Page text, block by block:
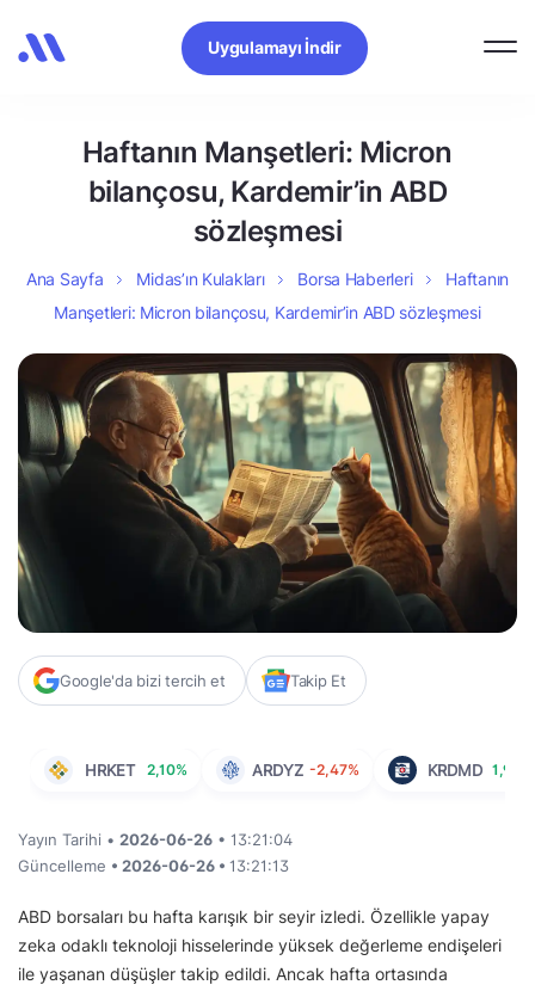
Uygulamayı İndir
Haftanın Manşetleri: Micron
bilançosu, Kardemir’in ABD
sözleşmesi
Ana Sayfa Midas’ın Kulakları Borsa Haberleri
Haftanın
Manşetleri: Micron bilançosu, Kardemir’in ABD sözleşmesi
Google'da bizi tercih et Takip Et
HRKET 2,10% ARDYZ -2,47% KRDMD 1,96%
Yayın Tarihi • 2026-06-26 • 13:21:04
Güncelleme • 2026-06-26 • 13:21:13
ABD borsaları bu hafta karışık bir seyir izledi. Özellikle yapay
zeka odaklı teknoloji hisselerinde yüksek değerleme endişeleri
ile yaşanan düşüşler takip edildi. Ancak hafta ortasında